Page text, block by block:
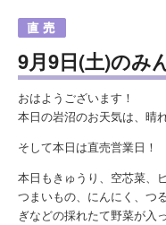
9月9日(土)のみ
おはようございます！
本日の岩沼のお天気は、晴
そして本日は直売営業日！
本日もきゅうり、空芯菜、
つまいもの、にんにく、つ
ぎなどの採れたて野菜が入